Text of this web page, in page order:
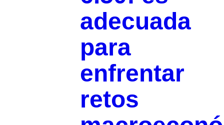
adecuada
para
enfrentar
retos